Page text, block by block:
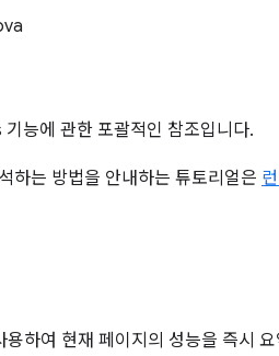
능에 관한 포괄적인 참조입니다.
는 방법을 안내하는 튜토리얼은
용하여 현재 페이지의 성능을 즉시